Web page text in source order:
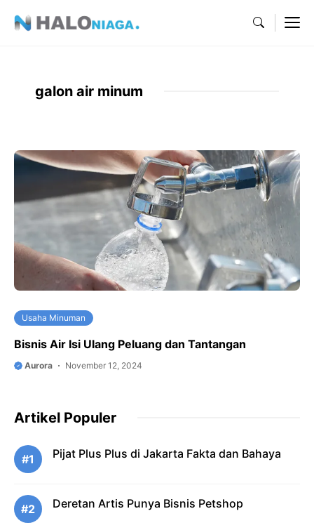
galon air minum
Usaha Minuman
Bisnis Air Isi Ulang Peluang dan Tantangan
Aurora November 12, 2024
Artikel Populer
#1 Pijat Plus Plus di Jakarta Fakta dan Bahaya
#2 Deretan Artis Punya Bisnis Petshop